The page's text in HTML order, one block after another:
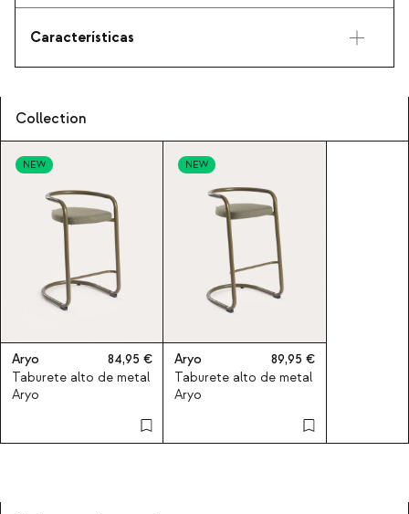
Características
Collection
NEW
Aryo
84,95
Taburete alto de metal
Aryo
NEW
Aryo
89,95
Taburete alto de metal
Aryo